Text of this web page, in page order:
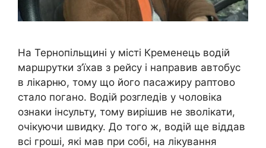
На Тернопільщині y місті Кременець водій
маршрутки з’їхав з рейсу і направив автобус
в лікарню, тому що його пасажиру раптово
стало погано. Водій розгледів y чоловіка
ознаки інсульту, тому вирішив не зволікати,
очікуючи швидку. До того ж, водій ще віддав
всі гроші, які мав при собі, на лікування